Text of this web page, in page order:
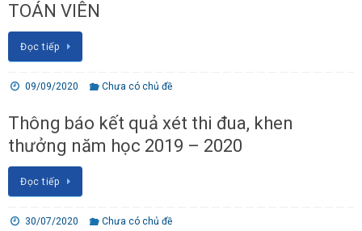
TOÁN VIÊN
Đọc tiếp
09/09/2020 Chưa có chủ đề
Thông báo kết quả xét thi đua, khen
thưởng năm học 2019 – 2020
Đọc tiếp
30/07/2020 Chưa có chủ đề